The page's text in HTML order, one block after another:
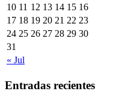
« Jul
10 11 12 13 14 15 16
17 18 19 20 21 22 23
24 25 26 27 28 29 30
31
Entradas recientes